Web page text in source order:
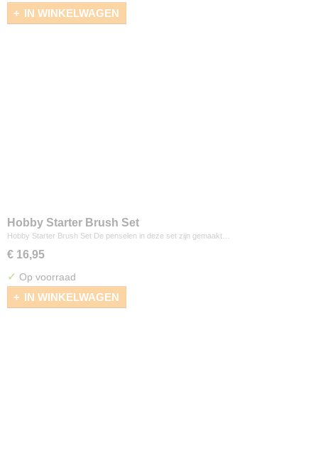
IN WINKELWAGEN
Hobby Starter Brush Set
Hobby Starter Brush Set De penselen in deze set zijn gemaakt…
€ 16,95
✓ Op voorraad
IN WINKELWAGEN